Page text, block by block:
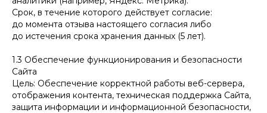
Срок, в течение которого действует согласие:
до момента отзыва настоящего согласия либо
до истечения срока хранения данных (5 лет).
1.3 Обеспечение функционирования и безопасности
Сайта
Цель: Обеспечение корректной работы веб-сервера,
отображения контента, техническая поддержка Сайта,
защита информации и информационной безопасности,